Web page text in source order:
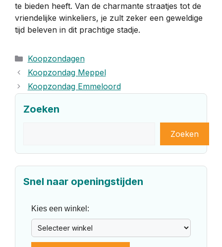
te bieden heeft. Van de charmante straatjes tot de
vriendelijke winkeliers, je zult zeker een geweldige
tijd beleven in dit prachtige stadje.
Categorieën
Koopzondagen
Koopzondag Meppel
Koopzondag Emmeloord
Zoeken
Zoeken
Snel naar openingstijden
Kies een winkel: